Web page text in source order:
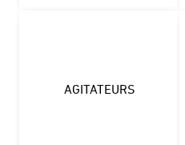
AGITATEURS